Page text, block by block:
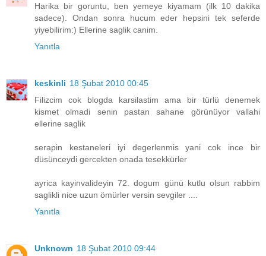
Harika bir goruntu, ben yemeye kiyamam (ilk 10 dakika
sadece). Ondan sonra hucum eder hepsini tek seferde
yiyebilirim:) Ellerine saglik canim.
Yanıtla
keskinli 18 Şubat 2010 00:45
Filizcim cok blogda karsilastim ama bir türlü denemek
kismet olmadi senin pastan sahane görünüyor vallahi
ellerine saglik
serapin kestaneleri iyi degerlenmis yani cok ince bir
düsünceydi gercekten onada tesekkürler
ayrica kayinvalideyin 72. dogum günü kutlu olsun rabbim
saglikli nice uzun ömürler versin sevgiler ....
Yanıtla
Unknown 18 Şubat 2010 09:44